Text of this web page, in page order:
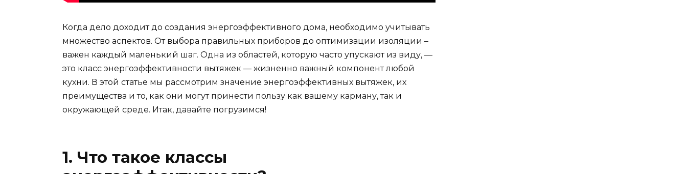
Когда дело доходит до создания энергоэффективного дома, необходимо учитывать
множество аспектов. От выбора правильных приборов до оптимизации изоляции –
важен каждый маленький шаг. Одна из областей, которую часто упускают из виду, —
это класс энергоэффективности вытяжек — жизненно важный компонент любой
кухни. В этой статье мы рассмотрим значение энергоэффективных вытяжек, их
преимущества и то, как они могут принести пользу как вашему карману, так и
окружающей среде. Итак, давайте погрузимся!
1. Что такое классы